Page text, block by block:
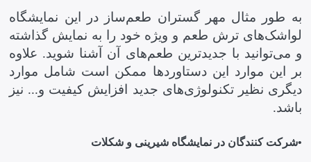
به طور مثال مهر گستران طعم‌ساز در این نمایشگاه
لواشک‌های ترش طعم و ویژه خود را به نمایش گذاشته
و می‌توانید با جدیدترین طعم‌های آن آشنا شوید. علاوه
بر این موارد این دستاوردها ممکن است شامل موارد
دیگری نظیر تکنولوژی‌های جدید افزایش کیفیت و... نیز
باشد.
•شرکت کنندگان در نمایشگاه شیرینی و شکلات